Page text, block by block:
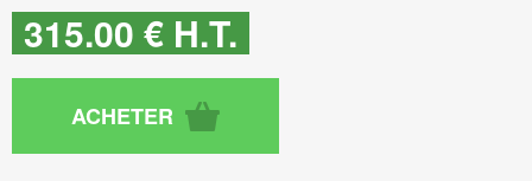
315.00 € H.T.